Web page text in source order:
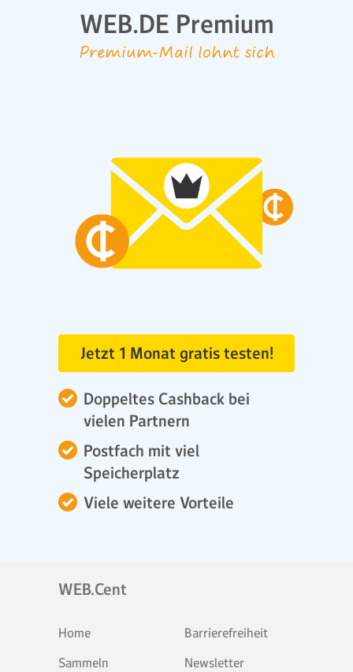
WEB.DE Premium
Premium-Mail lohnt sich
Doppeltes Cashback bei
vielen Partnern
Postfach mit viel
Speicherplatz
Viele weitere Vorteile
Jetzt 1 Monat gratis testen!
WEB.Cent
Home
Sammeln
Barrierefreiheit
Newsletter